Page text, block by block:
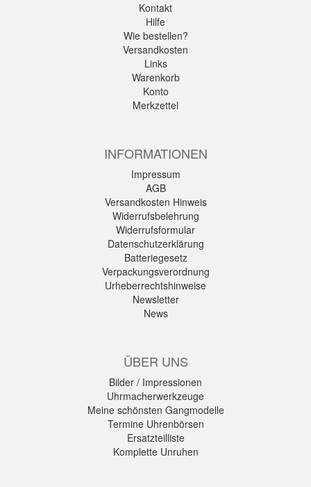
Kontakt
Hilfe
Wie bestellen?
Versandkosten
Links
Warenkorb
Konto
Merkzettel
INFORMATIONEN
Impressum
AGB
Versandkosten Hinweis
Widerrufsbelehrung
Widerrufsformular
Datenschutzerklärung
Batteriegesetz
Verpackungsverordnung
Urheberrechtshinweise
Newsletter
News
ÜBER UNS
Bilder / Impressionen
Uhrmacherwerkzeuge
Meine schönsten Gangmodelle
Termine Uhrenbörsen
Ersatzteilliste
Komplette Unruhen